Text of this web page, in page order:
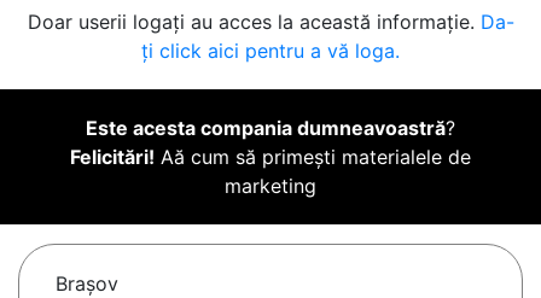
Doar userii logați au acces la această informație. Da-
ți click aici pentru a vă loga.
Este acesta compania dumneavoastră?
Felicitări! Aă cum să primești materialele de
marketing
Braşov